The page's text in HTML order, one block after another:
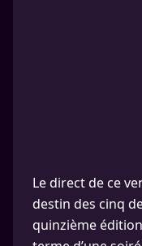
Le direct de ce
destin des cinq
quinzième